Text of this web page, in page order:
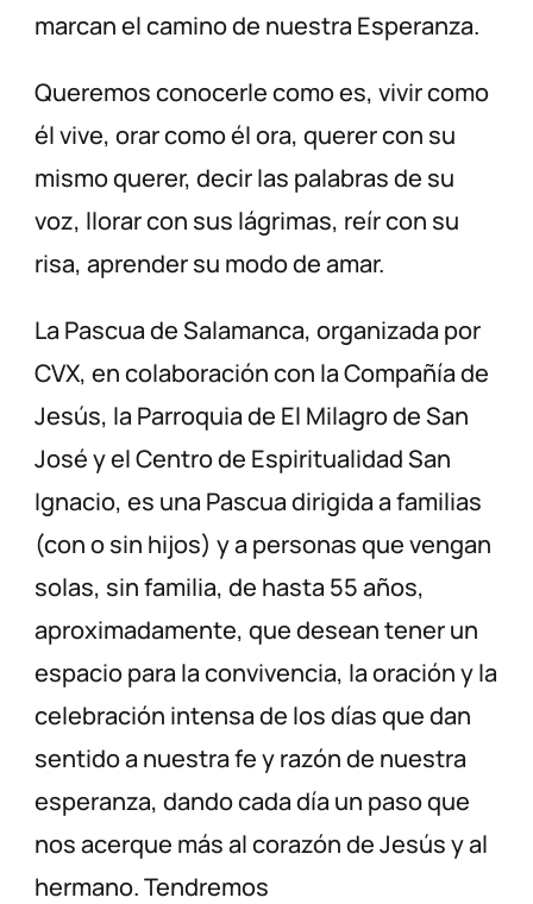
marcan el camino de nuestra Esperanza.
Queremos conocerle como es, vivir como
él vive, orar como él ora, querer con su
mismo querer, decir las palabras de su
voz, llorar con sus lágrimas, reír con su
risa, aprender su modo de amar.
La Pascua de Salamanca, organizada por
CVX, en colaboración con la Compañía de
Jesús, la Parroquia de El Milagro de San
José y el Centro de Espiritualidad San
Ignacio, es una Pascua dirigida a familias
(con o sin hijos) y a personas que vengan
solas, sin familia, de hasta 55 años,
aproximadamente, que desean tener un
espacio para la convivencia, la oración y la
celebración intensa de los días que dan
sentido a nuestra fe y razón de nuestra
esperanza, dando cada día un paso que
nos acerque más al corazón de Jesús y al
hermano. Tendremos